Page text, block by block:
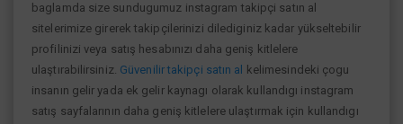
baglamda size sundugumuz instagram takipçi satın al
sitelerimize girerek takipçilerinizi dilediginiz kadar yükseltebilir
profilinizi veya satış hesabınızı daha geniş kitlelere
ulaştırabilirsiniz. Güvenilir takipçi satın al
kelimesindeki çogu
insanın gelir yada ek gelir kaynagı olarak kullandıgı instagram
satış sayfalarının daha geniş kitlelere ulaştırmak için kullandıgı